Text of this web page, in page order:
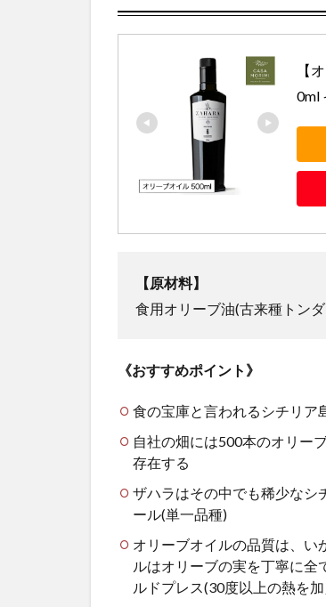
【
0ml
【原材料】
食用オリーブ油(古来種トン
《おすすめポイント》
食の宝庫と言われるシチリア
自社の畑には500本のオリー
存在する
ザハラはその中でも稀少なシ
ール(単一品種)
オリーブオイルの品質は、い
ルはオリーブの実を丁寧に
ルドプレス(30度以上の熱を